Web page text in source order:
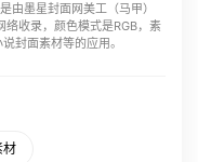
由墨星封面网美工（马甲）
收录，颜色模式是RGB，素
封面素材等的应用。
材